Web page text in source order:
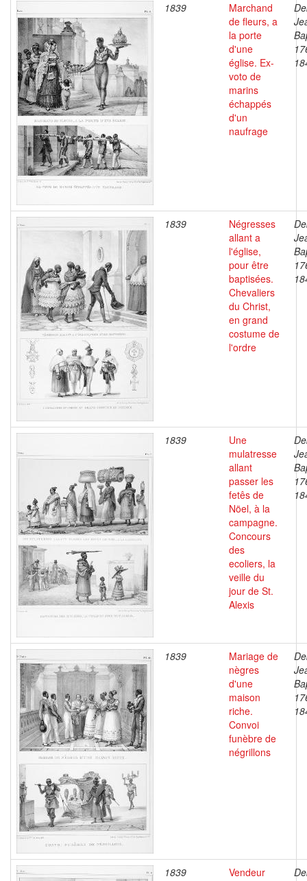
1839
Marchand
de fleurs, a
la porte
d'une
église. Ex-
voto de
marins
échappés
d'un
naufrage
1839
Négresses
allant a
l'église,
pour être
baptisées.
Chevaliers
du Christ,
en grand
costume de
l'ordre
1839
Une
mulatresse
allant
passer les
fetês de
Nöel, à la
campagne.
Concours
des
ecoliers, la
veille du
jour de St.
Alexis
1839
Mariage de
nègres
d'une
maison
riche.
Convoi
funèbre de
négrillons
1839
Vendeur